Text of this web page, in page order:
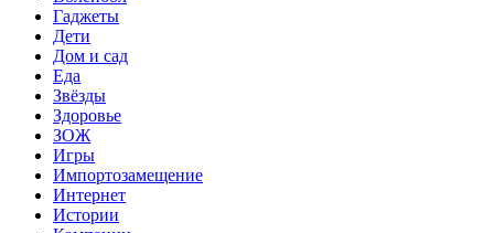
Гаджеты
Дети
Дом и сад
Еда
Звёзды
Здоровье
ЗОЖ
Игры
Импортозамещение
Интернет
Истории